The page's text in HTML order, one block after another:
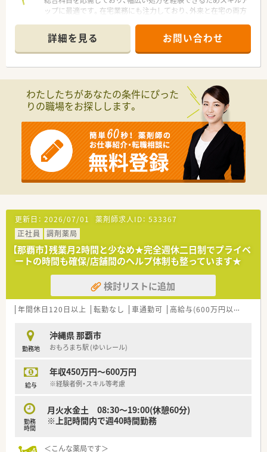
ップに最適です。在宅業務にも注力しており、外来と在宅の両方
【店舗情報と応需状況について】
■総合病院の門前薬局として、多岐にわたる総合科目の処方箋を
月に約2400枚と幅広く応需している店舗です。
いライフスタイルを持つ患者様が来局されます。
■外来業務をメインとしながらも、地域のニーズに応えるため施
設や居宅への在宅医療にも積極的に取り組んでいます。
【募集背景と求める人物像について】
■今回は店舗の新規開設と近隣地域の在宅患者様の増加に伴う、
体制強化を目的とした増員急募の求人募集です。
■調剤経験のある方はもちろん、未経験の方やブランクのある方
でも前向きに業務に取り組める方を歓迎しています。
■周囲のスタッフと円滑なコミュニケーションを図りながら、地
域医療に貢献したいという熱意を持つ方を求めています。
【法人特徴について】
■全国で130店舗以上を展開しており、調剤薬局の枠を超えて
OTC店舗や介護施設なども多角的に運営しています。
■デイサービスや介護付き有料老人ホームの運営にも力を注い
でおり、地域医療と福祉に深く携わる多角的企業です。
■年間15件以上の新規開局を安定して行っており、盤石な経営
基盤のもとで地域密着型のサービスを提供しています。
詳細を見る お問い合わせ
わたしたちがあなたの条件にぴった
りの職場をお探しします。
更新日： 2026/07/01 薬剤師求人ID： 533367
正社員
調剤薬局
【那覇市】残業月2時間と少なめ★完全週休二日制でプライベ
ートの時間も確保/店舗間のヘルプ体制も整っています★
検討リストに追加
年間休日120日以上 転勤なし 車通勤可 高給与(600万円以上)
勤務地
沖縄県 那覇市
おもろまち駅 (ゆいレール)
給与
年収450万円～600万円
※経験者例・スキル等考慮
勤務
時間
月火水金土 08:30～19:00(休憩60分)
※上記時間内で週40時間勤務
＜こんな薬局です＞